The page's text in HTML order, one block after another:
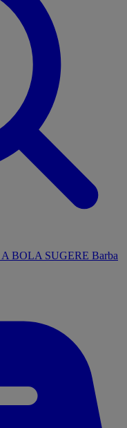
A BOLA SUGERE Barba